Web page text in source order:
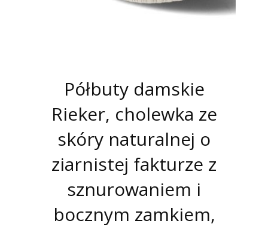
Półbuty damskie
Rieker, cholewka ze
skóry naturalnej o
ziarnistej fakturze z
sznurowaniem i
bocznym zamkiem,